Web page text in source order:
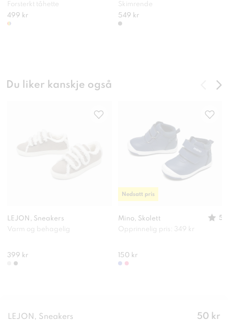
Forsterkt tåhette
499 kr
Skimrende
549 kr
Du liker kanskje også
LEJON, Sneakers
Varm og behagelig
399 kr
Mino, Skolett
5
Opprinnelig pris: 349 kr
150 kr
Nedsatt pris
LEJON, Sneakers Pris:
50 kr